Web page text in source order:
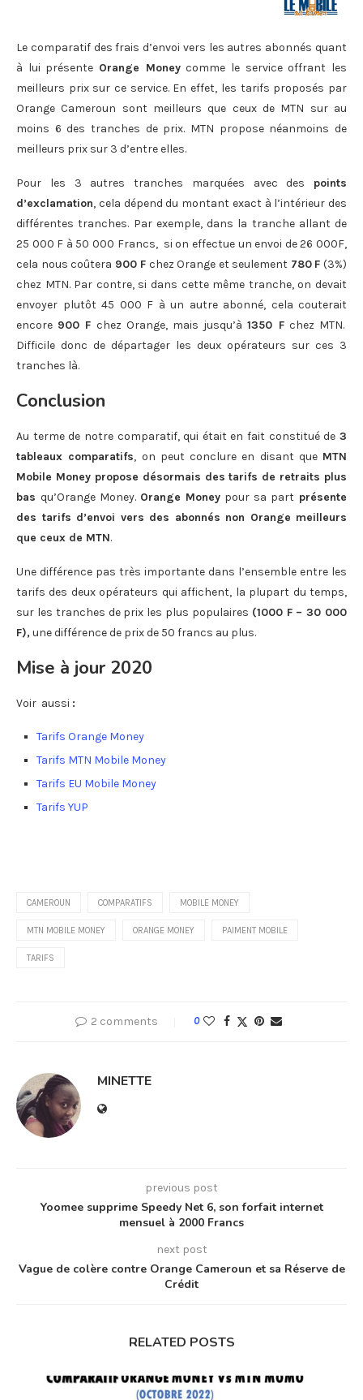
Le comparatif des frais d’envoi vers les autres abonnés quant
à lui présente Orange Moneycomme le service offrant les
meilleurs prix sur ce service. En effet, les tarifs proposés par
Orange Cameroun sont meilleurs que ceux de MTN sur au
moins 6 des tranches de prix. MTN propose néanmoins de
meilleurs prix sur 3 d’entre elles.
Pour les 3 autres tranches marquées avec des points
d’exclamation, cela dépend du montant exact à l’intérieur des
différentes tranches. Par exemple, dans la tranche allant de
25 000 F à 50 000 Francs, si on effectue un envoi de 26 000F,
cela nous coûtera 900 F chez Orange et seulement 780 F (3%)
chez MTN. Par contre, si dans cette même tranche, on devait
envoyer plutôt 45 000 F à un autre abonné, cela couterait
encore 900 F chez Orange, mais jusqu’à1350 Fchez MTN.
Difficile donc de départager les deux opérateurs sur ces 3
tranches là.
Conclusion
Au terme de notre comparatif, qui était en fait constitué de 3
tableaux comparatifs, on peut conclure en disant que MTN
Mobile Money propose désormais des tarifs de retraits plus
bas qu’Orange Money. Orange Money pour sa part présente
des tarifs d’envoi vers des abonnés non Orange meilleurs
que ceux de MTN.
Une différence pas très importante dans l’ensemble entre les
tarifs des deux opérateurs qui affichent, la plupart du temps,
sur les tranches de prix les plus populaires (1000 F – 30 000
F),une différence de prix de 50 francs au plus.
Mise à jour 2020
Voir aussi :
Tarifs Orange Money
Tarifs MTN Mobile Money
Tarifs EU Mobile Money
Tarifs YUP
CAMEROUN COMPARATIFS MOBILE MONEY
MTN MOBILE MONEY ORANGE MONEY PAIMENT MOBILE
TARIFS
2 comments 0
MINETTE
previous post
Yoomee supprime Speedy Net 6, son forfait internet
mensuel à 2000 Francs
next post
Vague de colère contre Orange Cameroun et sa Réserve de
Crédit
RELATED POSTS